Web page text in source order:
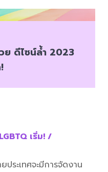
ย ดีไซน์ล้ำ 2023
เริ่ม! /
ระเทศจะมีการจัดงาน